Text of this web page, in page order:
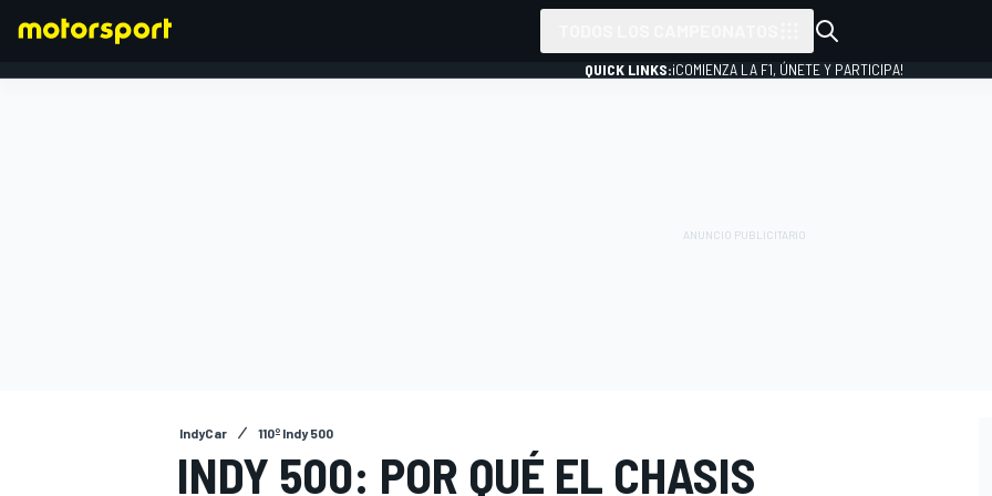
QUICK LINKS:¡COMIENZA LA F1, ÚNETE Y PARTICIPA!
IndyCar 110º Indy 500
INDY 500: POR QUÉ EL CHASIS